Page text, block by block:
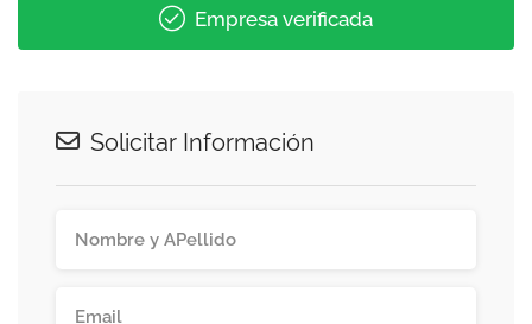
Empresa verificada
Solicitar Información